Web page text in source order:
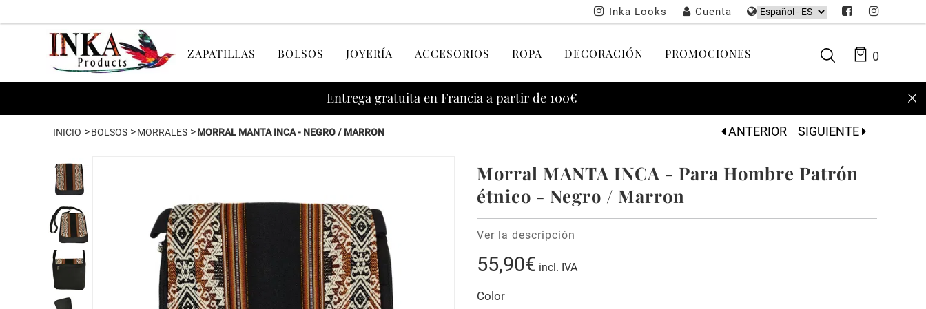
Inka Looks Cuenta
ZAPATILLAS BOLSOS JOYERÍA ACCESORIOS ROPA DECORACIÓN PROMOCIONES 0
Entrega gratuita en Francia a partir de 100€
INICIO >BOLSOS >MORRALES >MORRAL MANTA INCA - NEGRO / MARRON ANTERIOR SIGUIENTE
Morral MANTA INCA - Para Hombre Patrón
étnico - Negro / Marron
Ver la descripción
55,90€ incl. IVA
Color